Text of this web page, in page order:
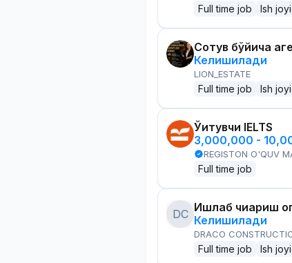
Full time job Ish
Сотув бўйича
Келишилади
LION_ESTATE
Full time job Ish
Ўқитувчи IELTS
3,000,000 -
REGISTON O'QUV
Full time job
DC Ишлаб чиқариш
Келишилади
DRACO
Full time job Ish